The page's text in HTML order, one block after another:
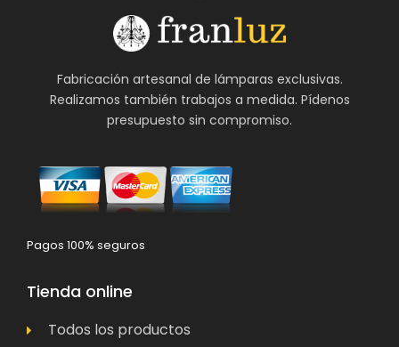
Fabricación artesanal de lámparas exclusivas.
Realizamos también trabajos a medida. Pídenos
presupuesto sin compromiso.
Pagos 100% seguros
Tienda online
Todos los productos